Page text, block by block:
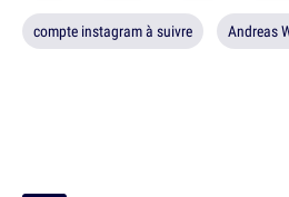
compte instagram à suivre Andreas